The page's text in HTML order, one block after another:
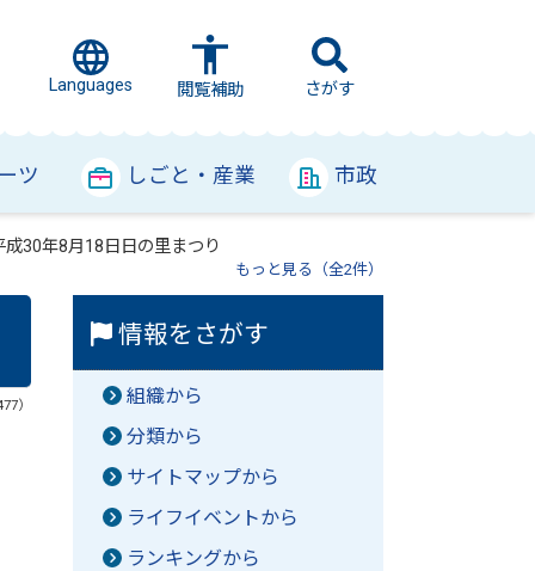
Languages 閲覧補助 さがす
ツ しごと・産業 市政
成30年8月18日日の里まつり
もっと見る（全2件）
）
情報をさがす
組織から
分類から
サイトマップから
ライフイベントから
ランキングから